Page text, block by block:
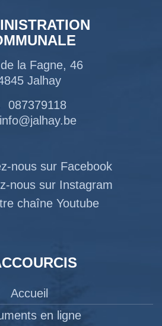
la Fagne, 46
Jalhay
087379118
info@jalhay.be
nous sur Facebook
nous sur Instagram
chaîne Youtube
Accueil
en ligne